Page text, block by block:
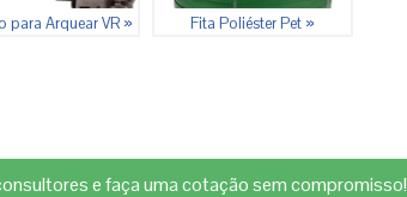
para Arquear VR » Fita Poliéster Pet »
e faça uma cotação sem compromisso!